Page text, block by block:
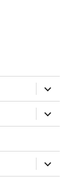
öffnen
öffnen
öffnen